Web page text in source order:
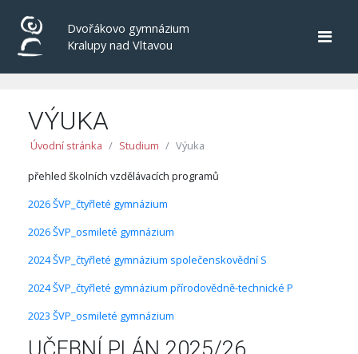
Dvořákovo gymnázium
Kralupy nad Vltavou
VÝUKA
Úvodní stránka Studium Výuka
přehled školních vzdělávacích programů
2026 ŠVP_čtyřleté gymnázium
2026 ŠVP_osmileté gymnázium
2024 ŠVP_čtyřleté gymnázium společenskovědní S
2024 ŠVP_čtyřleté gymnázium přírodovědně-technické P
2023 ŠVP_osmileté gymnázium